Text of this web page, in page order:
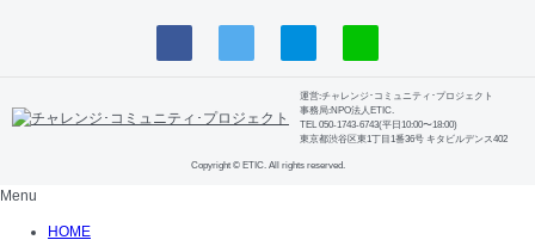
運営:チャレンジ･コミュニティ･プロジェクト
事務局:NPO法人ETIC.
TEL 050-1743-6743(平日10:00〜18:00)
東京都渋谷区東1丁目1番36号 キタビルデンス402
Copyright © ETIC. All rights reserved.
Menu
HOME